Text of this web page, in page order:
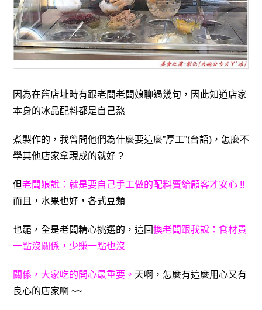
因為在舊店址時有跟老闆老闆娘聊過幾句，因此知道店家
本身的冰品配料都是自己熬
煮製作的，我曾問他們為什麼要這麼”厚工”(台語)，怎麼不
學其他店家拿現成的就好 ?
但老闆娘說：就是要自己手工做的配料賣給顧客才安心 !!
而且，水果也好，各式豆類
也罷 ，全是老闆精心挑選的 ，這回換老闆跟我說：食材貴
一點沒關係 ，少賺一點也沒
關係，大家吃的開心最重要。 天啊，怎麼有這麼用心又有
良心的店家啊 ~~